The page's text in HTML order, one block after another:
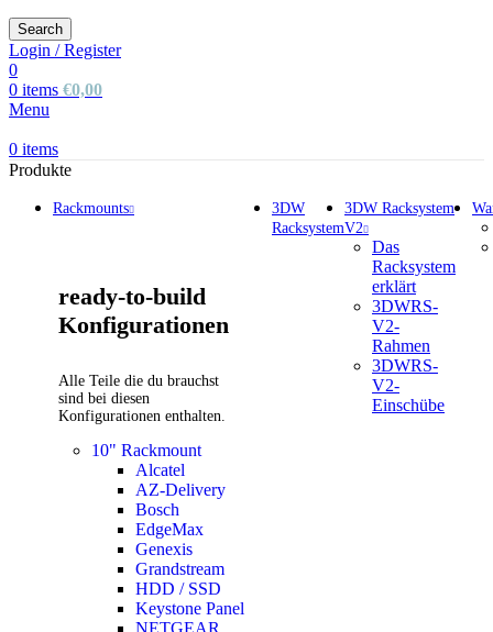
Search
Login / Register
0
0 items €0,00
Menu
0 items
Produkte
Rackmounts
ready-to-build
Konfigurationen
Alle Teile die du brauchst
sind bei diesen
Konfigurationen enthalten.
10" Rackmount
Alcatel
AZ-Delivery
Bosch
EdgeMax
Genexis
Grandstream
HDD / SSD
Keystone Panel
NETGEAR
3DW
Racksystem
3DW Racksystem
V2
Das
Racksystem
erklärt
3DWRS-
V2-
Rahmen
3DWRS-
V2-
Einschübe